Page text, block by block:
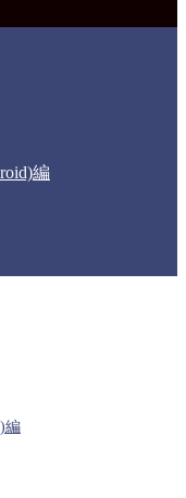
編
編